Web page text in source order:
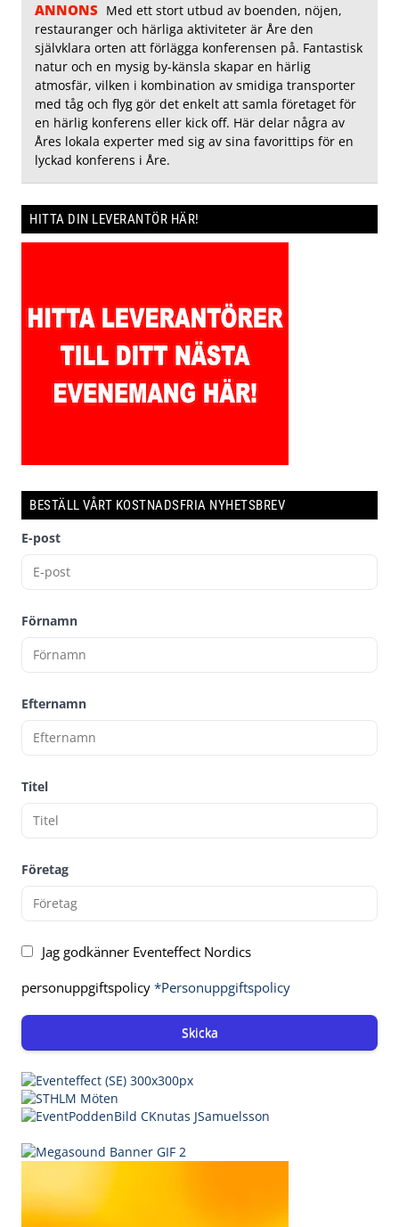
ANNONS Med ett stort utbud av boenden, nöjen,
restauranger och härliga aktiviteter är Åre den
självklara orten att förlägga konferensen på. Fantastisk
natur och en mysig by-känsla skapar en härlig
atmosfär, vilken i kombination av smidiga transporter
med tåg och flyg gör det enkelt att samla företaget för
en härlig konferens eller kick off. Här delar några av
Åres lokala experter med sig av sina favorittips för en
lyckad konferens i Åre.
HITTA DIN LEVERANTÖR HÄR!
BESTÄLL VÅRT KOSTNADSFRIA NYHETSBREV
E-post
Förnamn
Efternamn
Titel
Företag
Jag godkänner Eventeffect Nordics
personuppgiftspolicy *Personuppgiftspolicy
Skicka